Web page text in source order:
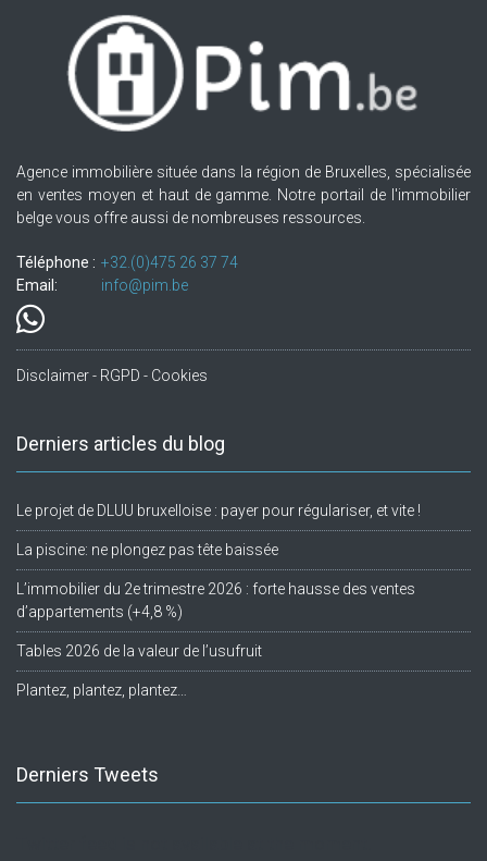
Agence immobilière située dans la région de Bruxelles, spécialisée
en ventes moyen et haut de gamme. Notre portail de l'immobilier
belge vous offre aussi de nombreuses ressources.
Téléphone : +32.(0)475 26 37 74
Email:
info@pim.be
Disclaimer - RGPD - Cookies
Derniers articles du blog
Le projet de DLUU bruxelloise : payer pour régulariser, et vite !
La piscine: ne plongez pas tête baissée
L’immobilier du 2e trimestre 2026 : forte hausse des ventes
d’appartements (+4,8 %)
Tables 2026 de la valeur de l’usufruit
Plantez, plantez, plantez…
Derniers Tweets